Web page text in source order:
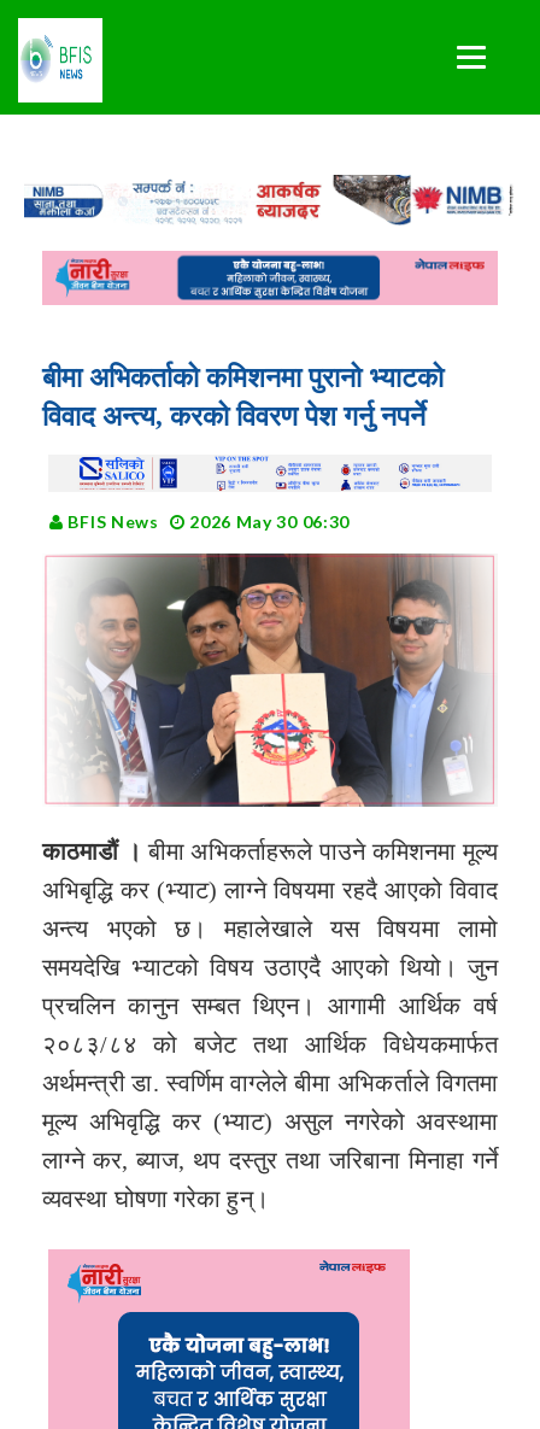
बीमा अभिकर्ताको कमिशनमा पुरानो भ्याटको
विवाद अन्त्य, करको विवरण पेश गर्नु नपर्ने
BFIS News 2026 May 30 06:30
काठमाडौं । बीमा अभिकर्ताहरूले पाउने कमिशनमा मूल्य
अभिबृद्धि कर (भ्याट) लाग्ने विषयमा रहदै आएको विवाद
अन्त्य भएको छ। महालेखाले यस विषयमा लामो
समयदेखि भ्याटको विषय उठाएदै आएको थियो। जुन
प्रचलिन कानुन सम्बत थिएन। आगामी आर्थिक वर्ष
२०८३/८४ को बजेट तथा आर्थिक विधेयकमार्फत
अर्थमन्त्री डा. स्वर्णिम वाग्लेले बीमा अभिकर्ताले विगतमा
मूल्य अभिवृद्धि कर (भ्याट) असुल नगरेको अवस्थामा
लाग्ने कर, ब्याज, थप दस्तुर तथा जरिबाना मिनाहा गर्ने
व्यवस्था घोषणा गरेका हुन्।